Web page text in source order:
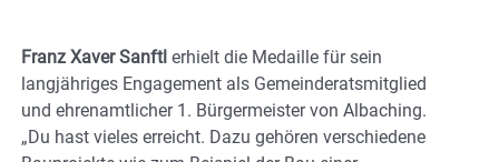
Franz Xaver Sanftl erhielt die Medaille für sein
langjähriges Engagement als Gemeinderatsmitglied
und ehrenamtlicher 1. Bürgermeister von Albaching.
„Du hast vieles erreicht. Dazu gehören verschiedene